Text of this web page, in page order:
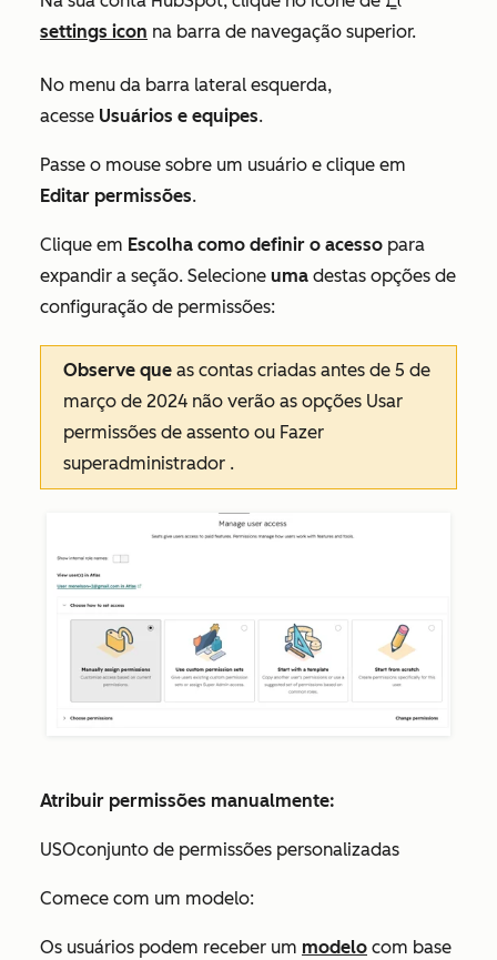
settings icon na barra de navegação superior.
No menu da barra lateral esquerda,
acesse Usuários e equipes.
Passe o mouse sobre um usuário e clique em
Editar permissões.
Clique em Escolha como definir o acesso para
expandir a seção. Selecione uma destas opções de
configuração de permissões:
Observe que as contas criadas antes de 5 de
março de 2024 não verão as opções Usar
permissões de assento ou Fazer
superadministrador .
Atribuir permissões manualmente:
USOconjunto de permissões personalizadas
Comece com um modelo:
Os usuários podem receber um modelo com base